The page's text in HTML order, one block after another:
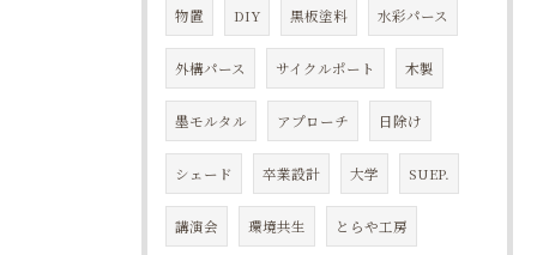
物置 DIY 黒板塗料 水彩パース
外構パース サイクルポート 木製
墨モルタル アプローチ 日除け
シェード 卒業設計 大学 SUEP.
講演会 環境共生 とらや工房